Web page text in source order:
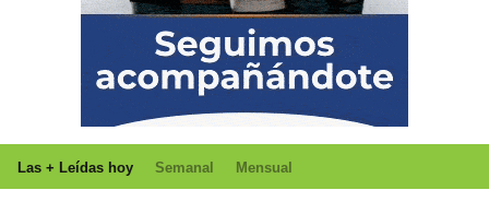
Las + Leídas hoy Semanal Mensual